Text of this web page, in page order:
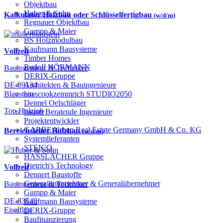
Objektbau
Huber & Sohn
Regnauer Objektbau
Gumpp & Maier
BS Holzmodulbau
Kaufmann Bausysteme
Timber Homes
Rudolf HÖRMANN
DERIX-Gruppe
Architekten & Bauingenieure
haascookzemmrich STUDIO2050
Deimel Oelschläger
bauart Beratende Ingenieure
Projektentwickler
GARBE Urban Real Estate Germany GmbH & Co. KG
Systemlieferanten
STEICO
HASSLACHER Gruppe
Dietrich's Technology
Dennert Baustoffe
Generalunternehmer & Generalübernehmer
Gumpp & Maier
Kaufmann Bausysteme
DERIX-Gruppe
Baufinanzierung
Kalkulator Holzbau oder Schlüsselfertigbau (w/d/m)
Vollzeit
Bauingenieur & Techniker
DE-89134
Blaustein
Top Holzjob
Bereichsleiter Holzbau(w/d/m)
Vollzeit
Bauingenieur & Techniker
DE-83549
Eiselfing